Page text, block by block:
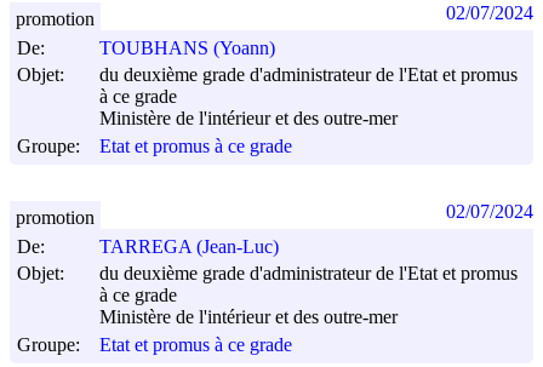
De:
TOUBHANS (Yoann)
Objet:
du deuxième grade d'administrateur de l'Etat et promus
à ce grade
Ministère de l'intérieur et des outre-mer
Groupe:
Etat et promus à ce grade
promotion 02/07/2024
De:
TARREGA (Jean-Luc)
Objet:
du deuxième grade d'administrateur de l'Etat et promus
à ce grade
Ministère de l'intérieur et des outre-mer
Groupe:
Etat et promus à ce grade
promotion 02/07/2024